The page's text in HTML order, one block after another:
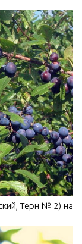
Терн № 2) на